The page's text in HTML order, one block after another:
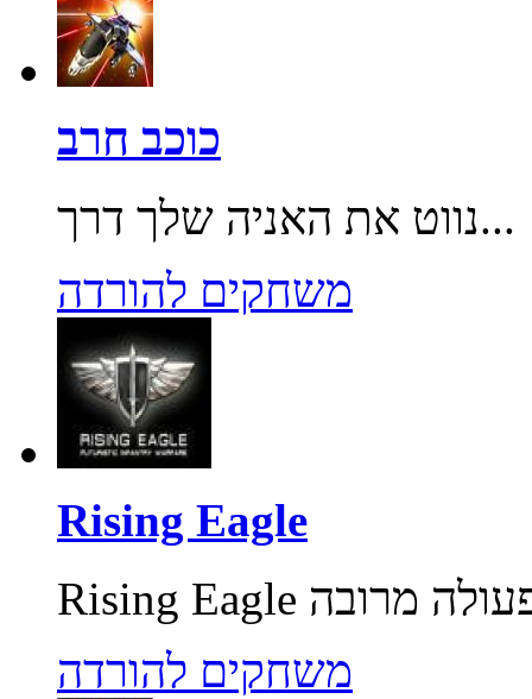
כוכב חרב
נווט את האניה שלך דרך...
משחקים להורדה
Rising Eagle
משחקים להורדה